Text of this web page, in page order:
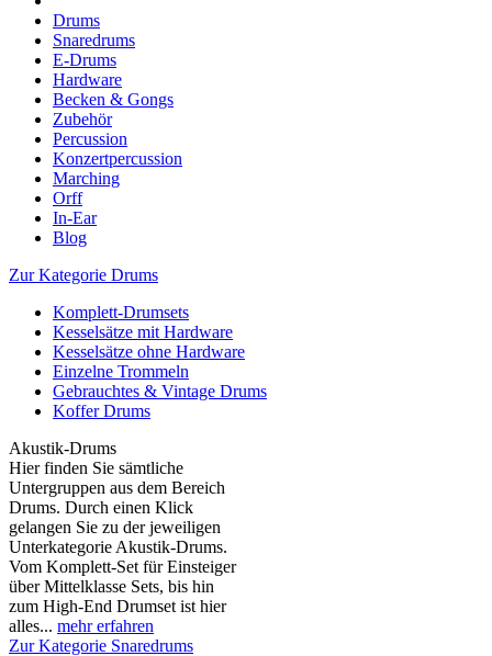
Drums
Snaredrums
E-Drums
Hardware
Becken & Gongs
Zubehör
Percussion
Konzertpercussion
Marching
Orff
In-Ear
Blog
Zur Kategorie Drums
Komplett-Drumsets
Kesselsätze mit Hardware
Kesselsätze ohne Hardware
Einzelne Trommeln
Gebrauchtes & Vintage Drums
Koffer Drums
Akustik-Drums
Hier finden Sie sämtliche
Untergruppen aus dem Bereich
Drums. Durch einen Klick
gelangen Sie zu der jeweiligen
Unterkategorie Akustik-Drums.
Vom Komplett-Set für Einsteiger
über Mittelklasse Sets, bis hin
zum High-End Drumset ist hier
alles... mehr erfahren
Zur Kategorie Snaredrums